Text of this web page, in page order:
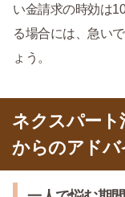
い金請求の時効は
る場合には、急い
ょう。
ネクスパート
からのアドバ